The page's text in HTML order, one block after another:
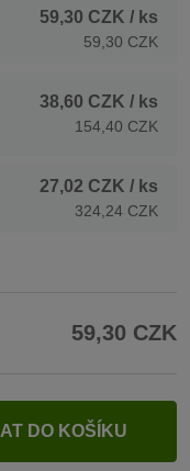
59,30 CZK / ks
59,30 CZK
38,60 CZK / ks
154,40 CZK
27,02 CZK / ks
324,24 CZK
59,30 CZK
DO KOŠÍKU